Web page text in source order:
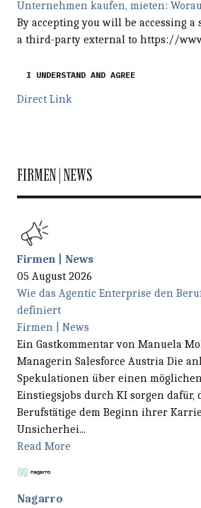
Unternehmen kaufen, mieten:
By accepting you will be accessing
a third-party external to https://
I UNDERSTAND AND AGREE
Direct Link
FIRMEN | NEWS
Firmen | News
05 August 2026
Wie das Agentic Enterprise den
definiert
Firmen | News
Ein Gastkommentar von Manuela
Managerin Salesforce Austria Die
Spekulationen über einen
Einstiegsjobs durch KI sorgen dafür,
Berufstätige dem Beginn ihrer
Unsicherhei...
Read More
Nagarro